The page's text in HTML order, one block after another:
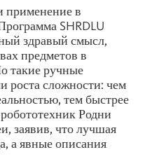
применение в
SHRDLU
здравый смысл,
предметов в
такие ручные
роста сложности: чем
тем быстрее
Родни
заявив, что лучшая
а явные описания